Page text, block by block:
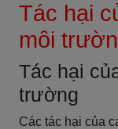
Tác hại
môi
Tác hại
trường
Các tác hại của